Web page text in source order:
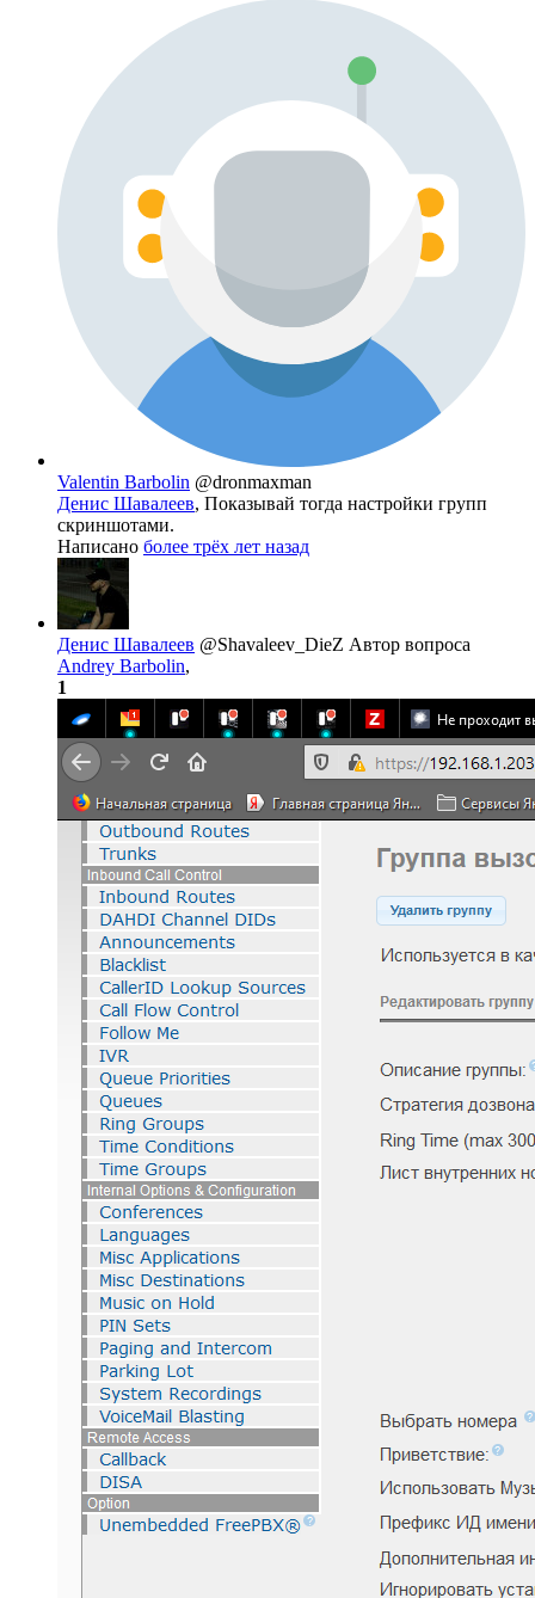
Valentin Barbolin @dronmaxman
Денис Шавалеев, Показывай тогда настройки групп
скриншотами.
Написано более трёх лет назад
Денис Шавалеев @Shavaleev_DieZ Автор вопроса
Andrey Barbolin,
1